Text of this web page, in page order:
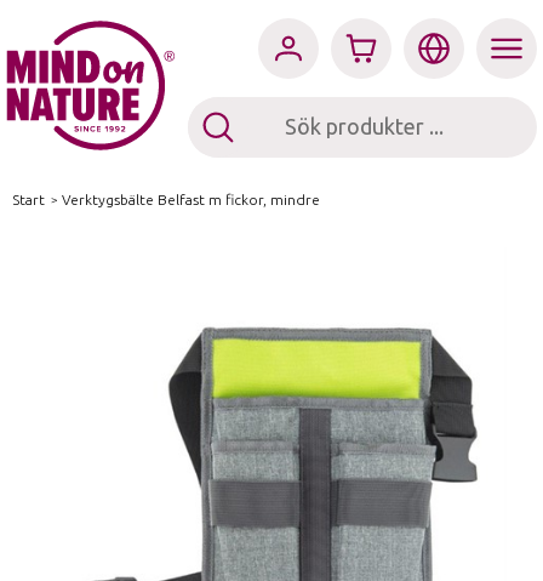
Start / Verktygsbälte Belfast m fickor, mindre